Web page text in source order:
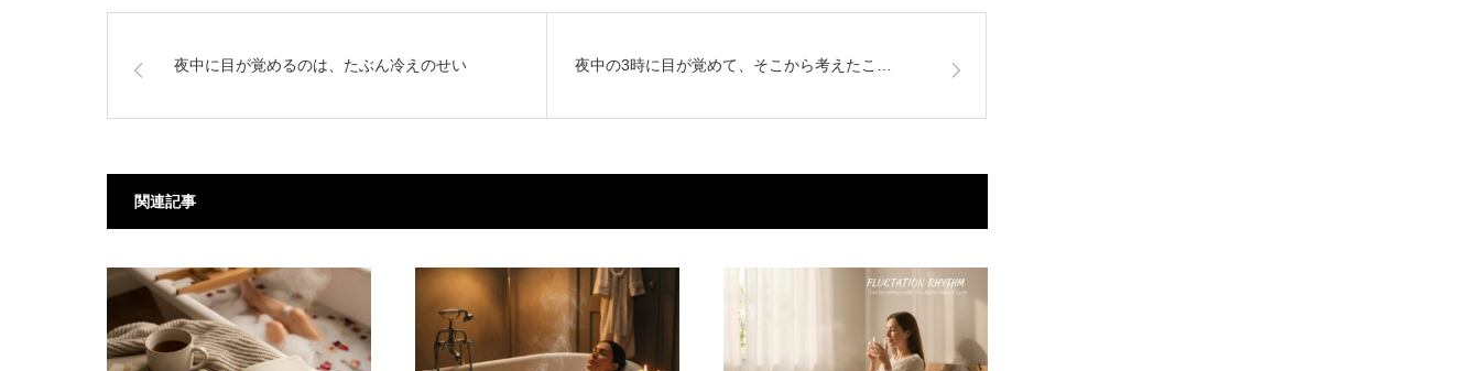
夜中に目が覚めるのは、たぶん冷えのせい 夜中の3時に目が覚めて、そこから考えたこ…
関連記事